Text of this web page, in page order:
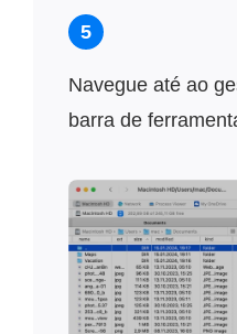
5
Navegue até ao
barra de